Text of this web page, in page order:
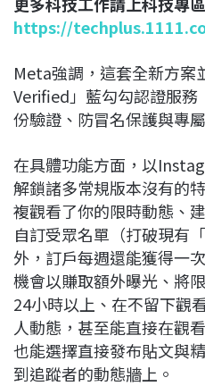
https://
Meta強調，這套全新方案
Verified」藍勾勾認證服務
份驗證、防冒名保護與專
在具體功能方面，以
解鎖諸多常規版本沒有的
複觀看了你的限時動態、
自訂受眾名單（打破現有
外，訂戶每週還能獲得一
機會以賺取額外曝光、將
24小時以上、在不留下觀
人動態，甚至能直接在觀
也能選擇直接發布貼文與
到追蹤者的動態牆上。